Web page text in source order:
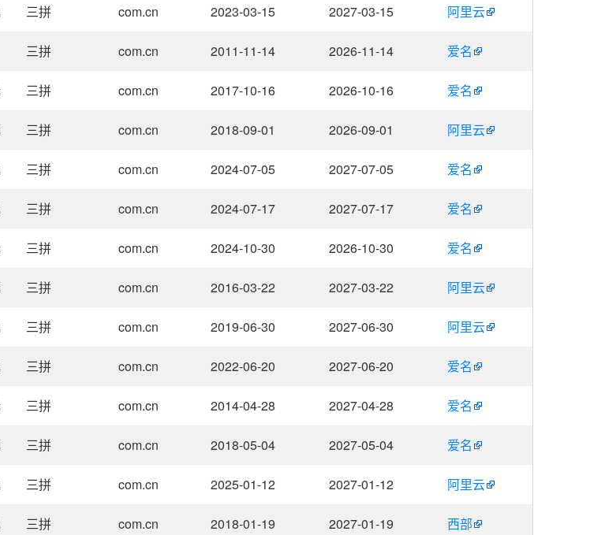
三拼 com.cn 2023-03-15 2027-03-15 阿里云
三拼 com.cn 2011-11-14 2026-11-14 爱名
三拼 com.cn 2017-10-16 2026-10-16 爱名
三拼 com.cn 2018-09-01 2026-09-01 阿里云
三拼 com.cn 2024-07-05 2027-07-05 爱名
三拼 com.cn 2024-07-17 2027-07-17 爱名
三拼 com.cn 2024-10-30 2026-10-30 爱名
三拼 com.cn 2016-03-22 2027-03-22 阿里云
三拼 com.cn 2019-06-30 2027-06-30 阿里云
三拼 com.cn 2022-06-20 2027-06-20 爱名
三拼 com.cn 2014-04-28 2027-04-28 爱名
三拼 com.cn 2018-05-04 2027-05-04 爱名
三拼 com.cn 2025-01-12 2027-01-12 阿里云
三拼 com.cn 2018-01-19 2027-01-19 西部